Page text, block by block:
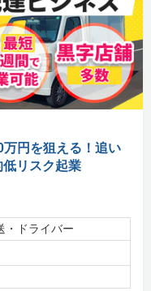
円を狙える！追い
リスク起業
・ドライバー